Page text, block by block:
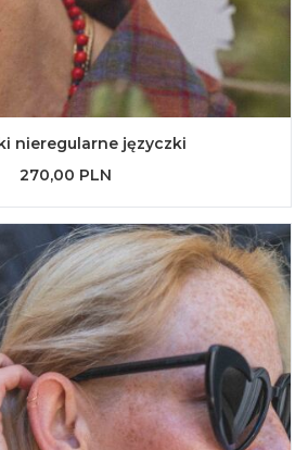
nieregularne języczki
270,00 PLN